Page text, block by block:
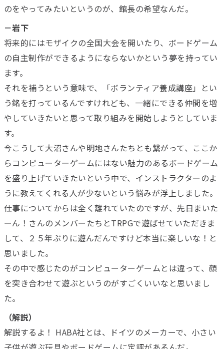
のをやってみたいというのが、館長の希望なんだ。
－岩下
将来的にはモザイクの全国大会を開いたり、ボードゲーム
の自主制作ができるようにならないかという夢を持ってい
ます。
それを補うという意味で、「ボランティア養成講座」とい
う銘を打っているんですけれども、一緒にできる仲間を増
やしていきたいと思って取り組みを開始しようとしていま
す。
今こうして大沼さんや明地さんたちとも繋がって、ここか
らコンピューターゲームにはない魅力のあるボードゲーム
を盛り上げていきたいという中で、インストラクターのよ
うに教えてくれる人が少ないという悩みが浮上しました。
仕事についてからは全く離れていたのですが、先日まいた
ーん！さんのメンバーたちとTRPGで遊ばせていただきま
して、２５年ぶりに遊んだんですけど本当に楽しいな！と
思いました。
その中で感じたのがコンピューターゲームとは違って、顔
を突き合わせて遊ぶというのがすごくいいなと思いまし
た。
（解説）
解説するよ！ HABA社とは、ドイツのメーカーで、小さい